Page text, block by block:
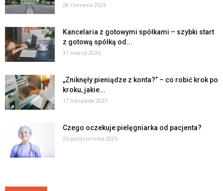
28 czerwca 2026
Kancelaria z gotowymi spółkami – szybki start
z gotową spółką od...
31 marca 2026
„Zniknęły pieniądze z konta?” – co robić krok po
kroku, jakie...
17 listopada 2025
Czego oczekuje pielęgniarka od pacjenta?
26 października 2025